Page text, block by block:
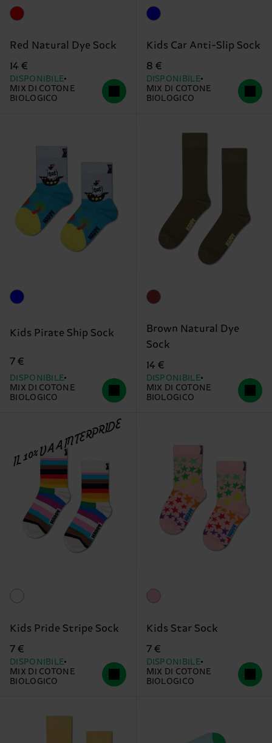
Red Natural Dye Sock
14 €
DISPONIBILE
MIX DI COTONE
BIOLOGICO
Kids Car Anti-Slip Sock
8 €
DISPONIBILE
MIX DI COTONE
BIOLOGICO
Kids Pirate Ship Sock
7 €
DISPONIBILE
MIX DI COTONE
BIOLOGICO
Brown Natural Dye
Sock
14 €
DISPONIBILE
MIX DI COTONE
BIOLOGICO
IL 10% VA A INTERPRIDE
Kids Pride Stripe Sock
7 €
DISPONIBILE
MIX DI COTONE
BIOLOGICO
Kids Star Sock
7 €
DISPONIBILE
MIX DI COTONE
BIOLOGICO